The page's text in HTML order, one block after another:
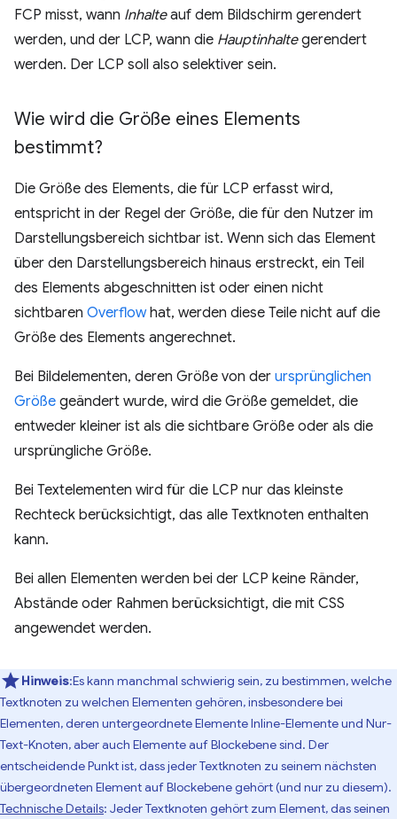
FCP misst, wann Inhalteauf dem Bildschirm gerendert
werden, und der LCP, wann die Hauptinhaltegerendert
werden. Der LCP soll also selektiver sein.
Wie wird die Größe eines Elements
bestimmt?
Die Größe des Elements, die für LCP erfasst wird,
entspricht in der Regel der Größe, die für den Nutzer im
Darstellungsbereich sichtbar ist. Wenn sich das Element
über den Darstellungsbereich hinaus erstreckt, ein Teil
des Elements abgeschnitten ist oder einen nicht
sichtbaren Overflowhat, werden diese Teile nicht auf die
Größe des Elements angerechnet.
Bei Bildelementen, deren Größe von der ursprünglichen
Größe geändert wurde, wird die Größe gemeldet, die
entweder kleiner ist als die sichtbare Größe oder als die
ursprüngliche Größe.
Bei Textelementen wird für die LCP nur das kleinste
Rechteck berücksichtigt, das alle Textknoten enthalten
kann.
Bei allen Elementen werden bei der LCP keine Ränder,
Abstände oder Rahmen berücksichtigt, die mit CSS
angewendet werden.
Hinweis:Es kann manchmal schwierig sein, zu bestimmen, welche
Textknoten zu welchen Elementen gehören, insbesondere bei
Elementen, deren untergeordnete Elemente Inline-Elemente und Nur-
Text-Knoten, aber auch Elemente auf Blockebene sind. Der
entscheidende Punkt ist, dass jeder Textknoten zu seinem nächsten
übergeordneten Element auf Blockebene gehört (und nur zu diesem).
Technische Details: Jeder Textknoten gehört zum Element, das seinen